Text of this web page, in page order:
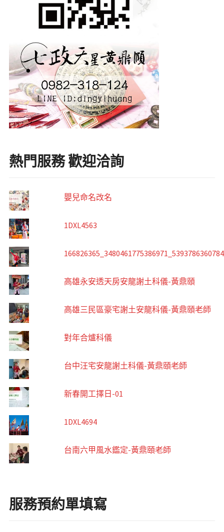
熱門服務 歡迎洽詢
嬰兒命名改名
1DXL4563
高雄永安透天房安龍謝土科儀-黃鼎頤
高雄三民區豪宅謝土安龍科儀-黃鼎頤老師
對年合爐科儀
台中汪宅安龍謝土科儀-黃鼎頤老師
新春開工擇日-01
1DXL4694
台南六甲風水鑑定-黃鼎頤老師
服務預約單填寫